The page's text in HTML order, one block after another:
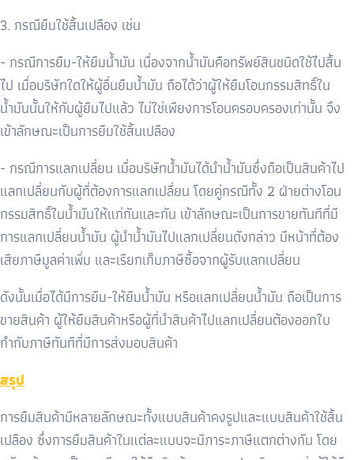
3. กรณียืมใช้สิ้นเปลือง เช่น
- กรณีการยืม-ให้ยืมน้ำมัน เนื่องจากน้ำมันคือทรัพย์สินชนิดใช้ไปสิ้น
ไป เมื่อบริษัทใดให้ผู้อื่นยืมน้ำมัน ถือได้ว่าผู้ให้ยืมโอนกรรมสิทธิ์ใน
น้ำมันนั้นให้กับผู้ยืมไปแล้ว ไม่ใช่เพียงการโอนครอบครองเท่านั้น จึง
เข้าลักษณะเป็นการยืมใช้สิ้นเปลือง
- กรณีการแลกเปลี่ยน เมื่อบริษัทน้ำมันได้นำน้ำมันซึ่งถือเป็นสินค้าไป
แลกเปลี่ยนกับผู้ที่ต้องการแลกเปลี่ยน โดยคู่กรณีทั้ง 2 ฝ่ายต่างโอน
กรรมสิทธิ์ในน้ำมันให้แก่กันและกัน เข้าลักษณะเป็นการขายทันทีที่มี
การแลกเปลี่ยนน้ำมัน ผู้นำน้ำมันไปแลกเปลี่ยนดังกล่าว มีหน้าที่ต้อง
เสียภาษีมูลค่าเพิ่ม และเรียกเก็บภาษีซื้อจากผู้รับแลกเปลี่ยน
ดังนั้นเมื่อได้มีการยืม-ให้ยืมน้ำมัน หรือแลกเปลี่ยนน้ำมัน ถือเป็นการ
ขายสินค้า ผู้ให้ยืมสินค้าหรือผู้ที่นำสินค้าไปแลกเปลี่ยนต้องออกใบ
กำกับภาษีทันทีที่มีการส่งมอบสินค้า
สรุป
การยืมสินค้ามีหลายลักษณะทั้งแบบสินค้าคงรูปและแบบสินค้าใช้สิ้น
เปลือง ซึ่งการยืมสินค้าในแต่ละแบบจะมีภาระภาษีแตกต่างกัน โดย